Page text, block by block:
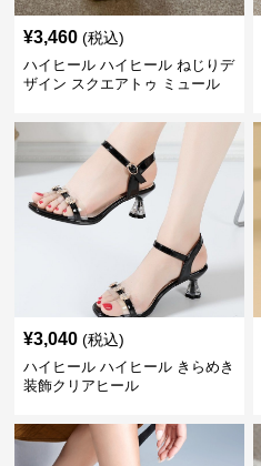
¥3,460 (税込)
ハイヒール ハイヒール ねじりデ
ザイン スクエアトゥ ミュール
¥3,040 (税込)
ハイヒール ハイヒール きらめき
装飾クリアヒール